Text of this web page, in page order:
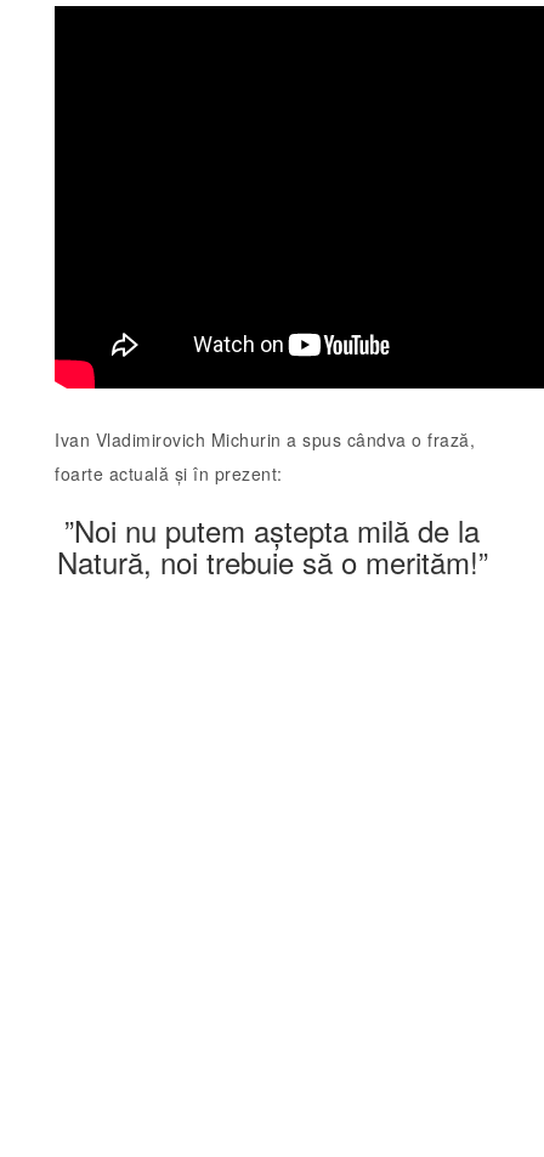
Ivan Vladimirovich Michurin a spus cândva o frază,
foarte actuală și în prezent:
”Noi nu putem aștepta milă de la
Natură, noi trebuie să o merităm!”